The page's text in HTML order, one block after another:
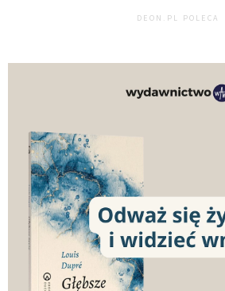
DEON.PL POLECA